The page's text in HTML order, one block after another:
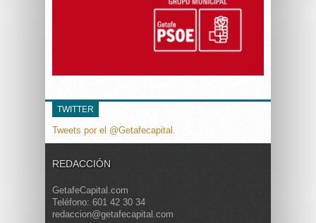
TWITTER
Tweets por el @Getafecapital.
REDACCIÓN
GetafeCapital.com
Teléfono: 601 42 30 34
redaccion@getafecapital.com